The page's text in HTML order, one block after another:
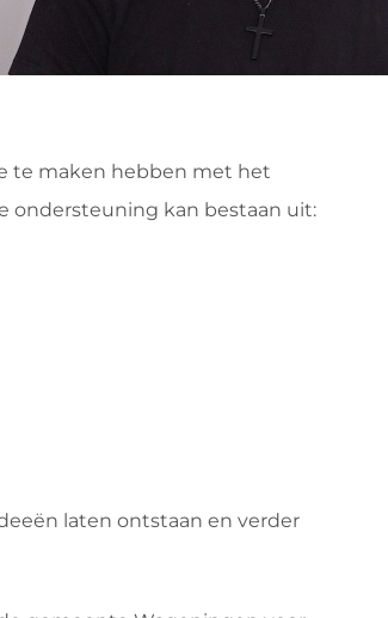
te maken hebben met het
ondersteuning kan bestaan uit:
laten ontstaan en verder